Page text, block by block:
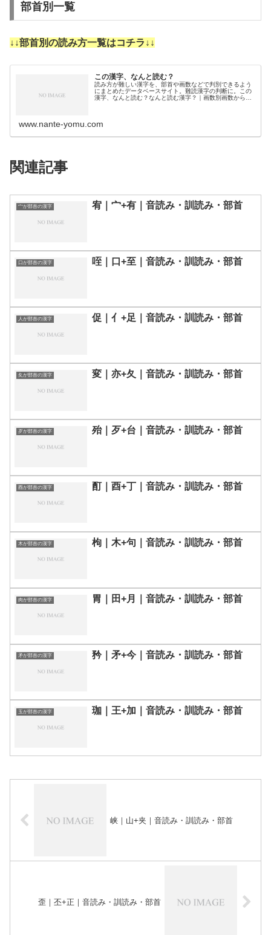
部首別一覧
↓↓部首別の読み方一覧はコチラ↓↓
この漢字、なんと読む？
読み方が難しい漢字を、部首や画数などで判別できるよう
にまとめたデータベースサイト。難読漢字の判断に。この
漢字、なんと読む？なんと読む漢字？｜画数別画数から漢
www.nante-yomu.com
関連記事
宀が部首の漢字 宥｜宀+有｜音読み・訓読み・部首
口が部首の漢字 咥｜口+至｜音読み・訓読み・部首
人が部首の漢字 促｜亻+足｜音読み・訓読み・部首
夊が部首の漢字 変｜亦+夂｜音読み・訓読み・部首
歹が部首の漢字 殆｜歹+台｜音読み・訓読み・部首
酉が部首の漢字 酊｜酉+丁｜音読み・訓読み・部首
木が部首の漢字 枸｜木+句｜音読み・訓読み・部首
肉が部首の漢字 胃｜田+月｜音読み・訓読み・部首
矛が部首の漢字 矜｜矛+今｜音読み・訓読み・部首
玉が部首の漢字 珈｜王+加｜音読み・訓読み・部首
峡｜山+夹｜音読み・訓読み・部首
歪｜丕+正｜音読み・訓読み・部首